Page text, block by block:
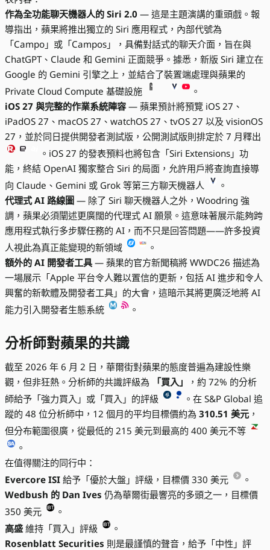
作為全功能聊天機器人的 Siri 2.0 — 這是主題演講的重頭戲。報
導指出，蘋果將推出獨立的 Siri 應用程式，內部代號為
「Campo」或「Campos」，具備對話式的聊天介面，旨在與
ChatGPT、Claude 和 Gemini 正面競爭。據悉，新版 Siri 建立在
Google 的 Gemini 引擎之上，並結合了裝置端處理與蘋果的
Private Cloud Compute 基礎設施
。
iOS 27 與完整的作業系統陣容— 蘋果預計將預覽 iOS 27、
iPadOS 27、macOS 27、watchOS 27、tvOS 27 以及 visionOS
27，並於同日提供開發者測試版，公開測試版則排定於 7 月釋出
。iOS 27 的發表預料也將包含「Siri Extensions」功
能，終結 OpenAI 獨家整合 Siri 的局面，允許用戶將查詢直接導
向 Claude、Gemini 或 Grok 等第三方聊天機器人
。
代理式 AI 路線圖 — 除了 Siri 聊天機器人之外，Woodring 強
調，蘋果必須闡述更廣闊的代理式 AI 願景。這意味著展示能夠跨
應用程式執行多步驟任務的 AI，而不只是回答問題——許多投資
人視此為真正能變現的新領域
。
額外的 AI 開發者工具 — 蘋果的官方新聞稿將 WWDC26 描述為
一場展示「Apple 平台令人難以置信的更新，包括 AI 進步和令人
興奮的新軟體及開發者工具」的大會，這暗示其將更廣泛地將 AI
能力引入開發者生態系統
。
分析師對蘋果的共識
截至 2026 年 6 月 2 日，華爾街對蘋果的態度普遍為建設性樂
觀，但非狂熱。分析師的共識評級為
「買入」
，約 72% 的分析
師給予「強力買入」或「買入」的評級
。在 S&P Global 追
蹤的 48 位分析師中，12 個月的平均目標價約為 310.51 美元，
但分布範圍很廣，從最低的 215 美元到最高的 400 美元不等
。
在值得關注的同行中：
Evercore ISI 給予「優於大盤」評級，目標價 330 美元
。
Wedbush 的 Dan Ives 仍為華爾街最響亮的多頭之一，目標價
350 美元
。
高盛 維持「買入」評級
。
Rosenblatt Securities 則是最謹慎的聲音，給予「中性」評